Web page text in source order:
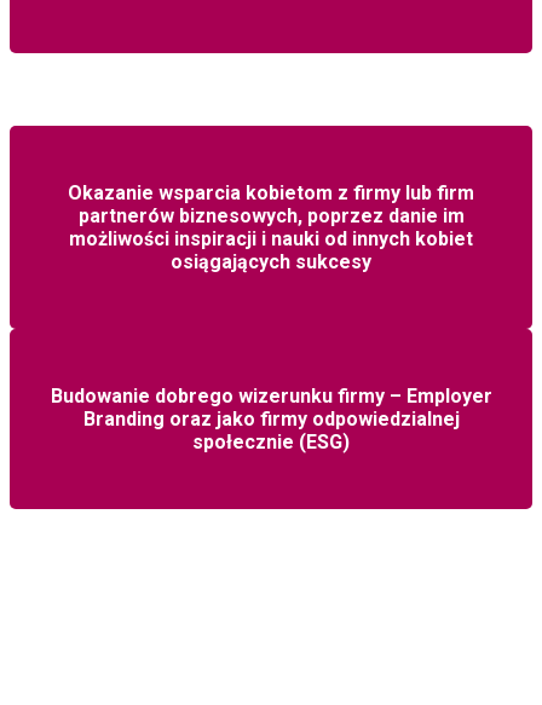
Okazanie wsparcia kobietom z firmy lub firm
partnerów biznesowych, poprzez danie im
możliwości inspiracji i nauki od innych kobiet
osiągających sukcesy
Budowanie dobrego wizerunku firmy – Employer
Branding oraz jako firmy odpowiedzialnej
społecznie (ESG)